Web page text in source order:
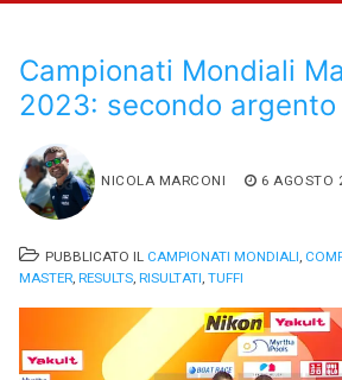
Campionati Mondiali
2023: secondo
NICOLA MARCONI 6 AGOSTO
PUBBLICATO IL CAMPIONATI MONDIALI,
MASTER, RESULTS, RISULTATI, TUFFI